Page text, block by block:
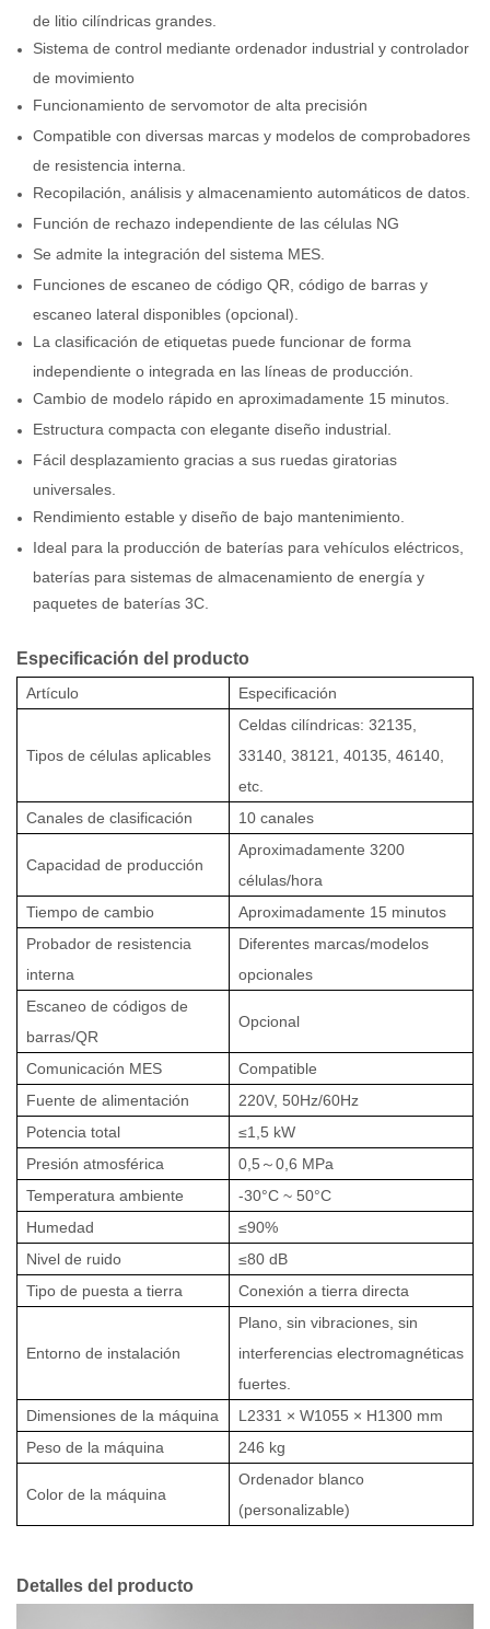
de litio cilíndricas grandes.
Sistema de control mediante ordenador industrial y controlador
de movimiento
Funcionamiento de servomotor de alta precisión
Compatible con diversas marcas y modelos de comprobadores
de resistencia interna.
Recopilación, análisis y almacenamiento automáticos de datos.
Función de rechazo independiente de las células NG
Se admite la integración del sistema MES.
Funciones de escaneo de código QR, código de barras y
escaneo lateral disponibles (opcional).
La clasificación de etiquetas puede funcionar de forma
independiente o integrada en las líneas de producción.
Cambio de modelo rápido en aproximadamente 15 minutos.
Estructura compacta con elegante diseño industrial.
Fácil desplazamiento gracias a sus ruedas giratorias
universales.
Rendimiento estable y diseño de bajo mantenimiento.
Ideal para la producción de baterías para vehículos eléctricos,
baterías para sistemas de almacenamiento de energía y
paquetes de baterías 3C.
Especificación del producto
Artículo Especificación
Tipos de células aplicables
Celdas cilíndricas: 32135,
33140, 38121, 40135, 46140,
etc.
Canales de clasificación
10 canales
Capacidad de producción
Aproximadamente 3200
células/hora
Tiempo de cambio
Aproximadamente 15 minutos
Probador de resistencia
interna
Diferentes marcas/modelos
opcionales
Escaneo de códigos de
barras/QR
Opcional
Comunicación MES
Compatible
Fuente de alimentación
220V, 50Hz/60Hz
Potencia total
≤1,5 kW
Presión atmosférica
0,5～0,6 MPa
Temperatura ambiente
-30°C ~ 50°C
Humedad
≤90%
Nivel de ruido
≤80 dB
Tipo de puesta a tierra
Conexión a tierra directa
Entorno de instalación
Plano, sin vibraciones, sin
interferencias electromagnéticas
fuertes.
Dimensiones de la máquina
L2331 × W1055 × H1300 mm
Peso de la máquina
246 kg
Color de la máquina
Ordenador blanco
(personalizable)
Detalles del producto